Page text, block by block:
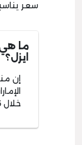
سعر
ما
ايزل؟
إن
خلال 5 أيام.